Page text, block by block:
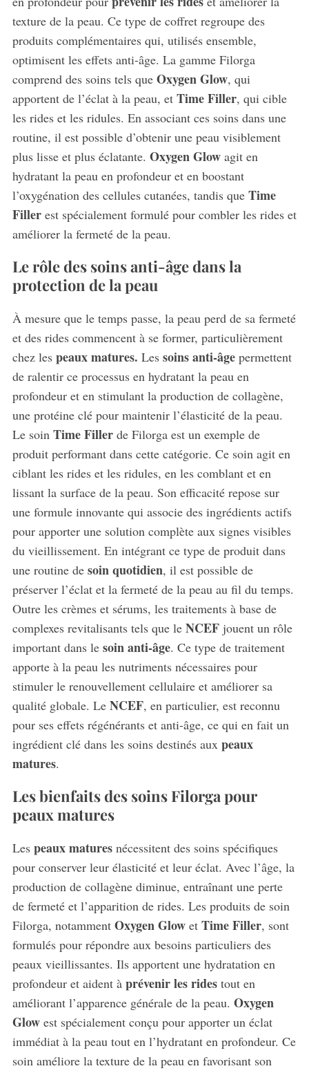
texture de la peau. Ce type de coffret regroupe des
produits complémentaires qui, utilisés ensemble,
optimisent les effets anti-âge. La gamme Filorga
comprend des soins tels que Oxygen Glow, qui
apportent de l’éclat à la peau, et Time Filler, qui cible
les rides et les ridules. En associant ces soins dans une
routine, il est possible d’obtenir une peau visiblement
plus lisse et plus éclatante. Oxygen Glowagit en
hydratant la peau en profondeur et en boostant
l’oxygénation des cellules cutanées, tandis que Time
Fillerest spécialement formulé pour combler les rides et
améliorer la fermeté de la peau.
Le rôle des soins anti-âge dans la
protection de la peau
À mesure que le temps passe, la peau perd de sa fermeté
et des rides commencent à se former, particulièrement
chez les peaux matures. Les soins anti-âgepermettent
de ralentir ce processus en hydratant la peau en
profondeur et en stimulant la production de collagène,
une protéine clé pour maintenir l’élasticité de la peau.
Le soin Time Fillerde Filorga est un exemple de
produit performant dans cette catégorie. Ce soin agit en
ciblant les rides et les ridules, en les comblant et en
lissant la surface de la peau. Son efficacité repose sur
une formule innovante qui associe des ingrédients actifs
pour apporter une solution complète aux signes visibles
du vieillissement. En intégrant ce type de produit dans
une routine de soin quotidien, il est possible de
préserver l’éclat et la fermeté de la peau au fil du temps.
Outre les crèmes et sérums, les traitements à base de
complexes revitalisants tels que le NCEFjouent un rôle
important dans le soin anti-âge. Ce type de traitement
apporte à la peau les nutriments nécessaires pour
stimuler le renouvellement cellulaire et améliorer sa
qualité globale. Le NCEF, en particulier, est reconnu
pour ses effets régénérants et anti-âge, ce qui en fait un
ingrédient clé dans les soins destinés aux peaux
matures.
Les bienfaits des soins Filorga pour
peaux matures
Les peaux maturesnécessitent des soins spécifiques
pour conserver leur élasticité et leur éclat. Avec l’âge, la
production de collagène diminue, entraînant une perte
de fermeté et l’apparition de rides. Les produits de soin
Filorga, notamment Oxygen Glowet Time Filler, sont
formulés pour répondre aux besoins particuliers des
peaux vieillissantes. Ils apportent une hydratation en
profondeur et aident à prévenir les ridestout en
améliorant l’apparence générale de la peau. Oxygen
Glowest spécialement conçu pour apporter un éclat
immédiat à la peau tout en l’hydratant en profondeur. Ce
soin améliore la texture de la peau en favorisant son
S
r
c
h
r
: